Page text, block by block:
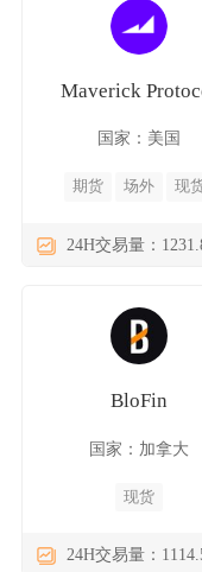
Maverick
国家：美国
期货 场外 现
24H交易量：
BloFin
国家：加拿大
现货
24H交易量：